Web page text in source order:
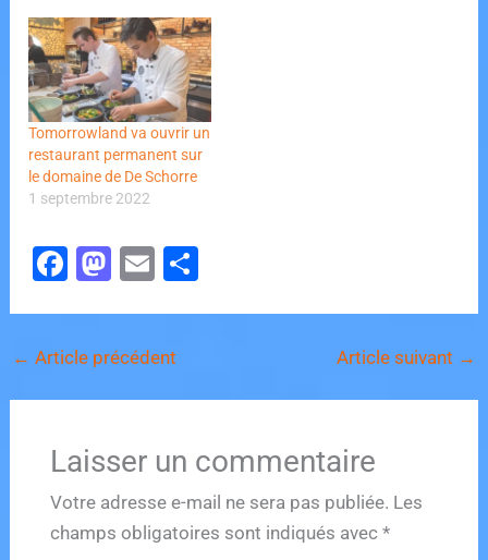
Tomorrowland va ouvrir un
restaurant permanent sur
le domaine de De Schorre
1 septembre 2022
F
e
b
o
o
k
M
o
d
n
E
l
er
← Article précédent Article suivant →
Laisser un commentaire
Votre adresse e-mail ne sera pas publiée. Les
champs obligatoires sont indiqués avec *